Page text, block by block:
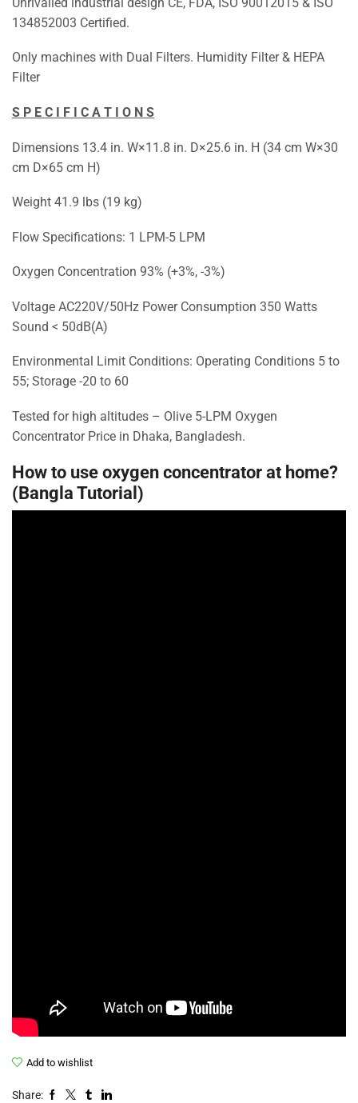
134852003 Certified.
Only machines with Dual Filters. Humidity Filter & HEPA
Filter
S P E C I F I C A T I O N S
Dimensions 13.4 in. W×11.8 in. D×25.6 in. H (34 cm W×30
cm D×65 cm H)
Weight 41.9 lbs (19 kg)
Flow Specifications: 1 LPM-5 LPM
Oxygen Concentration 93% (+3%, -3%)
Voltage AC220V/50Hz Power Consumption 350 Watts
Sound < 50dB(A)
Environmental Limit Conditions: Operating Conditions 5 to
55; Storage -20 to 60
Tested for high altitudes – Olive 5-LPM Oxygen
Concentrator Price in Dhaka, Bangladesh.
How to use oxygen concentrator at home?
(Bangla Tutorial)
Add to wishlist
Share: